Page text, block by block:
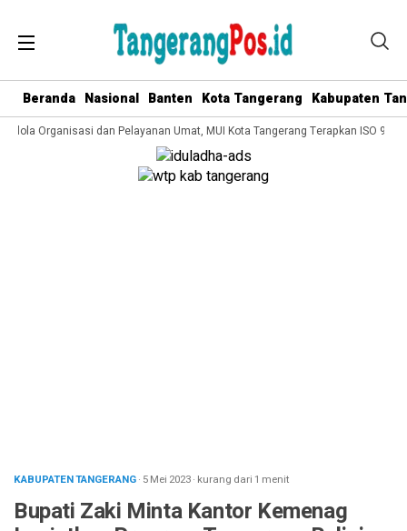
Beranda Nasional Banten Kota Tangerang Kabupaten
Organisasi dan Pelayanan Umat, MUI Kota Tangerang Terapkan ISO
KABUPATEN TANGERANG· 5 Mei 2023· kurang dari 1 menit
Bupati Zaki Minta Kantor Kemenag